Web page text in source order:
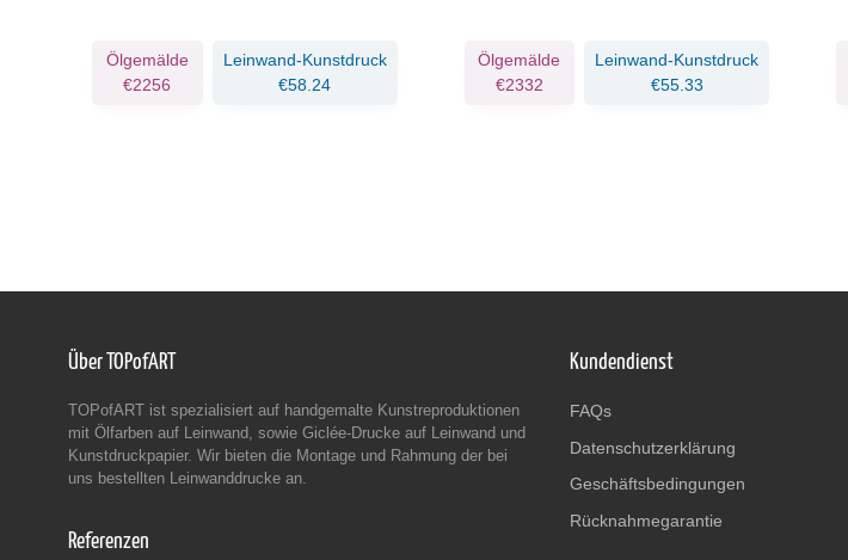
Ölgemälde
€2256
Leinwand-Kunstdruck
€58.24
Ölgemälde
€2332
Leinwand-Kunstdruck
€55.33
Über TOPofART
TOPofART ist spezialisiert auf handgemalte Kunstreproduktionen
mit Ölfarben auf Leinwand, sowie Giclée-Drucke auf Leinwand und
Kunstdruckpapier. Wir bieten die Montage und Rahmung der bei
uns bestellten Leinwanddrucke an.
Referenzen
Kundendienst
FAQs
Datenschutzerklärung
Geschäftsbedingungen
Rücknahmegarantie